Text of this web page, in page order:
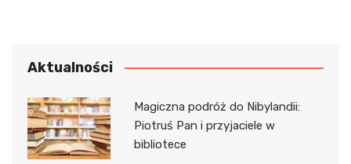
Aktualności
Magiczna podróż do Nibylandii:
Piotruś Pan i przyjaciele w
bibliotece